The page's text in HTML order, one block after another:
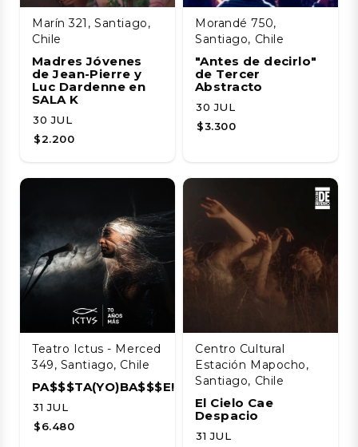
Marín 321, Santiago,
Chile
Madres Jóvenes
de Jean-Pierre y
Luc Dardenne en
SALA K
30 JUL
$2.200
Morandé 750,
Santiago, Chile
"Antes de decirlo"
de Tercer
Abstracto
30 JUL
$3.300
Teatro Ictus - Merced
349, Santiago, Chile
PA$$$TA(YO)BA$$$E!!!!
31 JUL
$6.480
Centro Cultural
Estación Mapocho,
Santiago, Chile
El Cielo Cae
Despacio
31 JUL